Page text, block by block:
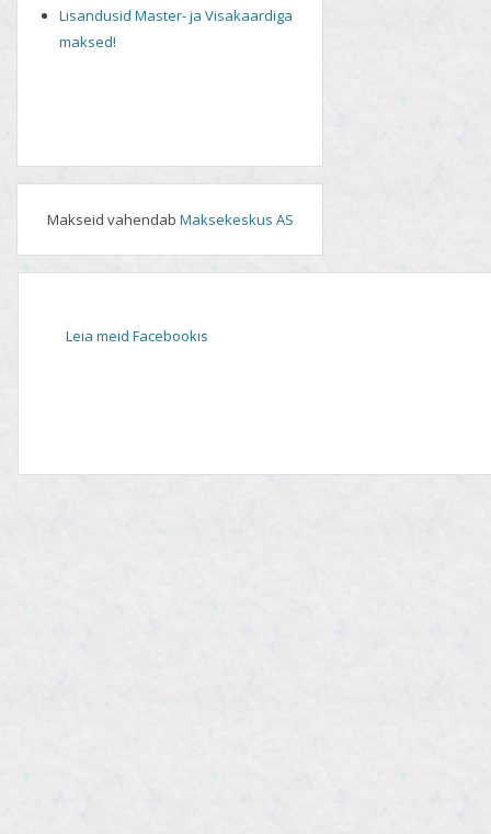
Lisandusid Master- ja Visakaardiga
maksed!
Makseid vahendab Maksekeskus AS
Leia meid Facebookis